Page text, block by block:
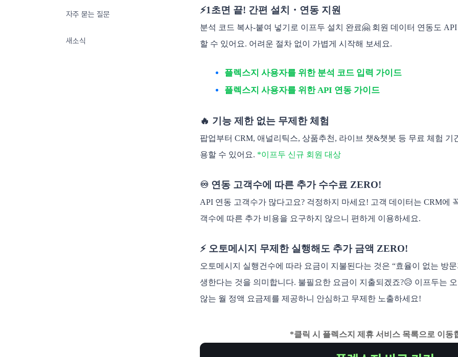
⚡️1초면 끝! 간편 설치・연동 지원
분석 코드 복사-붙여 넣기로 이프두 설치 완료🤗 회원 데이터 연동도
할 수 있어요. 어려운 절차 없이 가볍게 시작해 보세요.
플렉스지 사용자를 위한 분석 코드 입력 가이드
플렉스지 사용자를 위한 API 연동 가이드
🔥 기능 제한 없는 무제한 체험
팝업부터 CRM, 애널리틱스, 상품추천, 라이브 챗&챗봇 등 무료 체험 기
용할 수 있어요. *이프두 신규 회원 대상
♾️ 연동 고객수에 따른 추가 수수료 ZERO!
API 연동 고객수가 많다고요? 걱정하지 마세요! 고객 데이터는 CRM에
객수에 따른 추가 비용을 요구하지 않으니 편하게 이용하세요.
⚡️ 오토메시지 무제한 실행해도 추가 금액 ZERO!
오토메시지 실행건수에 따라 요금이 지불된다는 것은 “효율이 없는 방
생한다는 것을 의미합니다. 불필요한 요금이 지출되겠죠?😥 이프두는
않는 월 정액 요금제를 제공하니 안심하고 무제한 노출하세요!
*클릭 시 플렉스지 제휴 서비스 목록으로 이동
자주 묻는 질문
새소식